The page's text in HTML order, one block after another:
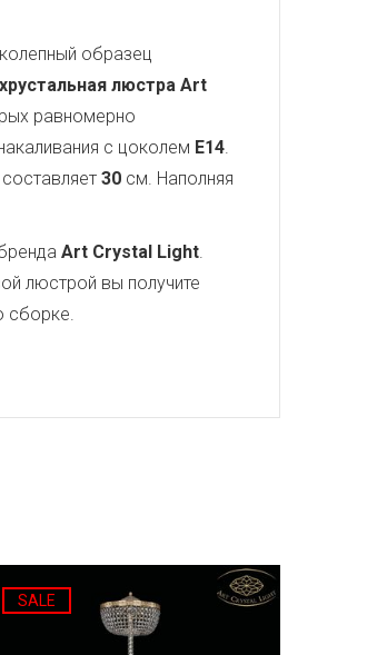
образец
хрустальная люстра Art
равномерно
с цоколем E14.
30 см. Наполняя
Art Crystal Light.
люстрой вы получите
сборке.
SALE